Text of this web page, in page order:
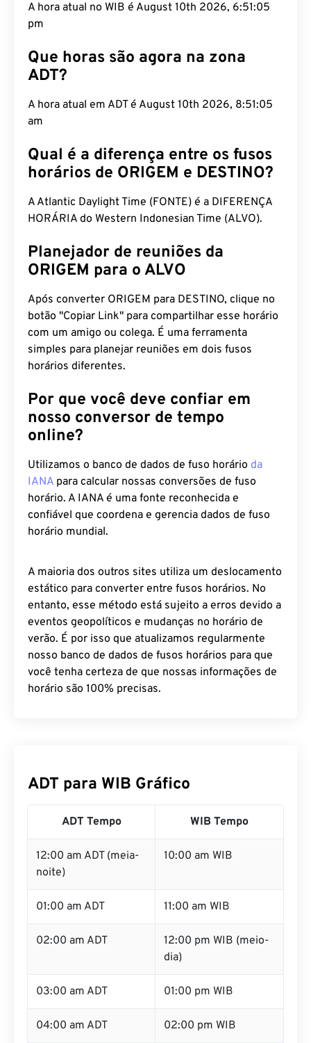
A hora atual no WIB é August 10th 2026, 6:51:06
pm
Que horas são agora na zona
ADT?
A hora atual em ADT é August 10th 2026, 8:51:06
am
Qual é a diferença entre os fusos
horários de ORIGEM e DESTINO?
A Atlantic Daylight Time (FONTE) é a DIFERENÇA
HORÁRIA do Western Indonesian Time (ALVO).
Planejador de reuniões da
ORIGEM para o ALVO
Após converter ORIGEM para DESTINO, clique no
botão "Copiar Link" para compartilhar esse horário
com um amigo ou colega. É uma ferramenta
simples para planejar reuniões em dois fusos
horários diferentes.
Por que você deve confiar em
nosso conversor de tempo
online?
Utilizamos o banco de dados de fuso horário da
IANA para calcular nossas conversões de fuso
horário. A IANA é uma fonte reconhecida e
confiável que coordena e gerencia dados de fuso
horário mundial.
A maioria dos outros sites utiliza um deslocamento
estático para converter entre fusos horários. No
entanto, esse método está sujeito a erros devido a
eventos geopolíticos e mudanças no horário de
verão. É por isso que atualizamos regularmente
nosso banco de dados de fusos horários para que
você tenha certeza de que nossas informações de
horário são 100% precisas.
ADT para WIB Gráfico
ADT Tempo WIB Tempo
12:00 am ADT (meia-
noite)
10:00 am WIB
01:00 am ADT 11:00 am WIB
02:00 am ADT
12:00 pm WIB (meio-
dia)
03:00 am ADT 01:00 pm WIB
04:00 am ADT 02:00 pm WIB